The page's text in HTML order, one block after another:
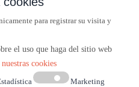
para registrar su visita y
el uso que haga del sitio web
cookies
Marketing